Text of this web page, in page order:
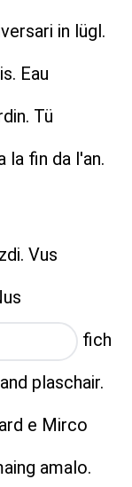
in lügl.
Eau
Tü
la fin da l'an.
Vus
fich
plaschair.
e Mirco
amalo.